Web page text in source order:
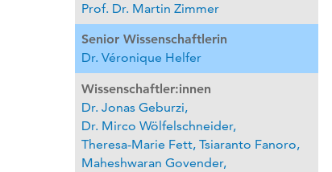
Prof. Dr. Martin Zimmer
Senior Wissenschaftlerin
Dr. Véronique Helfer
Wissenschaftler:innen
Dr. Jonas Geburzi,
Dr. Mirco Wölfelschneider,
Theresa-Marie Fett, Tsiaranto Fanoro,
Maheshwaran Govender,